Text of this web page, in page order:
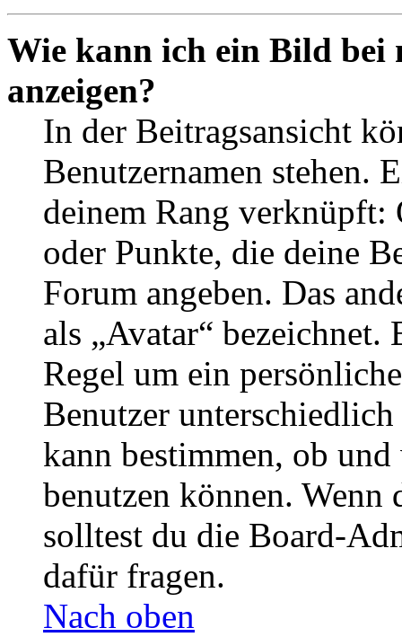
Wie kann ich ein Bild bei
anzeigen?
In der Beitragsansicht
Benutzernamen stehen.
deinem Rang verknüpft:
oder Punkte, die deine
Forum angeben. Das
als „Avatar“
Regel um ein
Benutzer
kann bestimmen, ob
benutzen können. Wenn
solltest du die Board-
dafür fragen.
Nach oben